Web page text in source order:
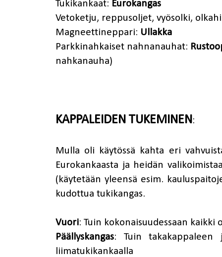
Tukikankaat: Eurokangas
Vetoketju, reppusoljet, vyösolki,
Magneettineppari: Ullakka
Parkkinahkaiset nahnanauhat:
nahkanauha)
KAPPALEIDEN TUKEMINEN:
Mulla oli käytössä kahta eri
Eurokankaasta ja heidän
(käytetään yleensä esim.
kudottua tukikangas.
Vuori: Tuin kokonaisuudessaan
Päällyskangas: Tuin takakappaleen
liimatukikankaalla